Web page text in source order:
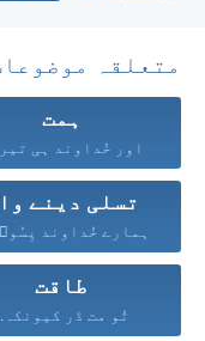
متعلقہ
ہمت
اور خُداوند ہی
تسلی دینے
طاقت
تُو مت ڈر